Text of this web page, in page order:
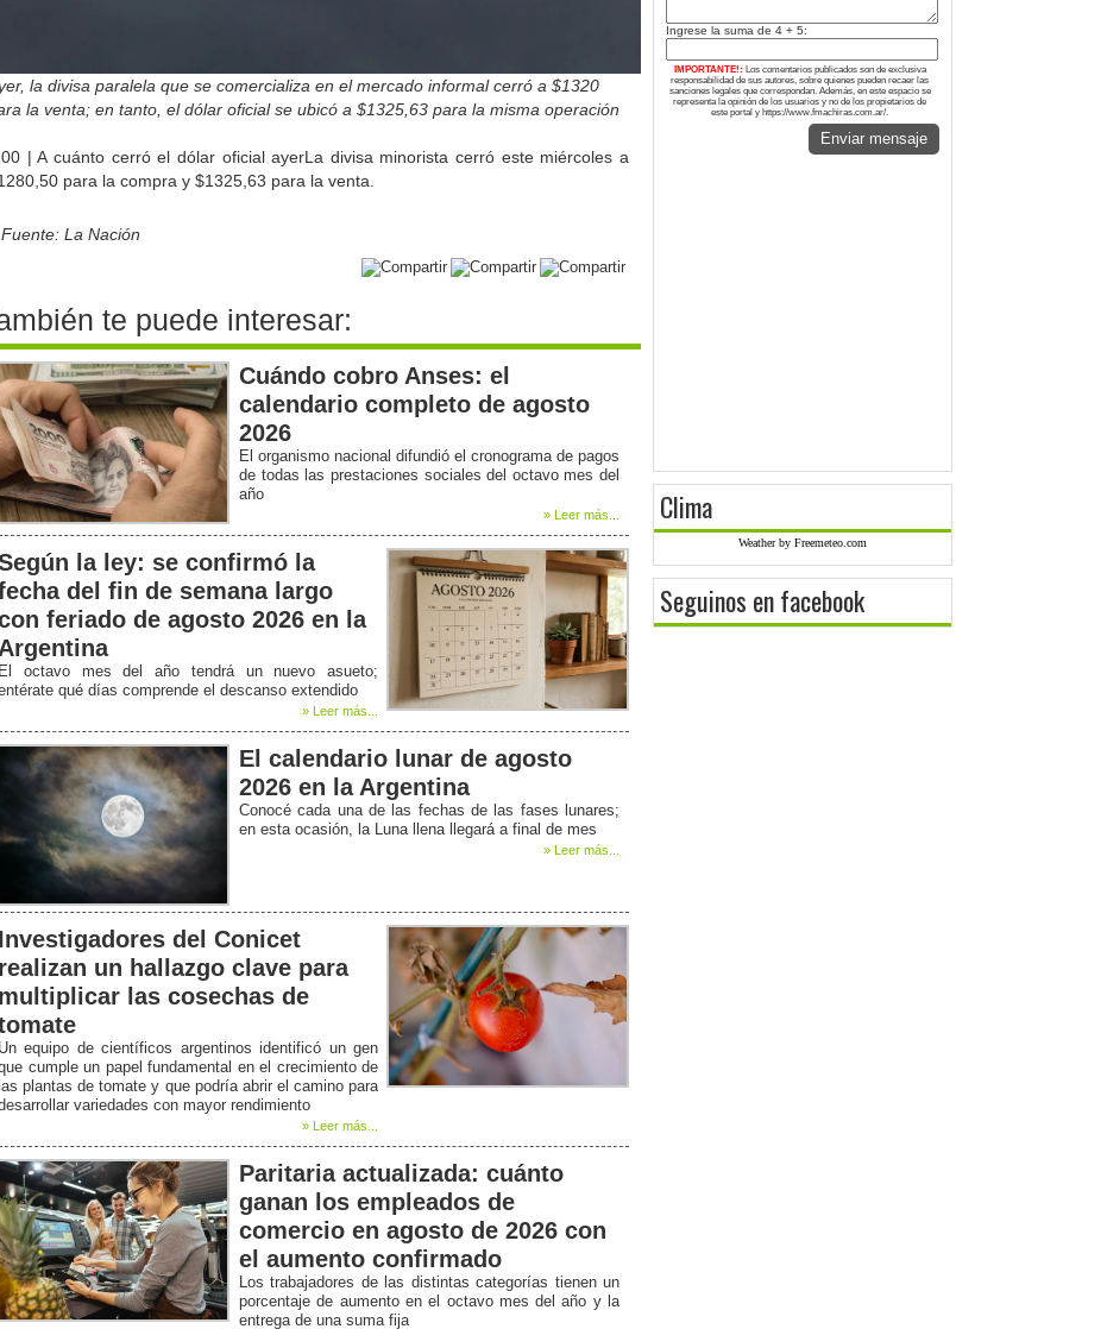
la divisa paralela que se comercializa en el mercado informal cerró a $1320
la venta; en tanto, el dólar oficial se ubicó a $1325,63 para la misma operación
| A cuánto cerró el dólar oficial ayerLa divisa minorista cerró este miércoles a
para la compra y $1325,63 para la venta.
La Nación
te puede interesar:
Cuándo cobro Anses: el
calendario completo de agosto
2026
El organismo nacional difundió el cronograma de pagos
de todas las prestaciones sociales del octavo mes del
año
» Leer más...
la ley: se confirmó la
del fin de semana largo
feriado de agosto 2026 en la
Argentina
El octavo mes del año tendrá un nuevo asueto;
qué días comprende el descanso extendido
» Leer más...
El calendario lunar de agosto
2026 en la Argentina
Conocé cada una de las fechas de las fases lunares;
en esta ocasión, la Luna llena llegará a final de mes
» Leer más...
Investigadores del Conicet
realizan un hallazgo clave para
multiplicar las cosechas de
Un equipo de científicos argentinos identificó un gen
cumple un papel fundamental en el crecimiento de
las plantas de tomate y que podría abrir el camino para
variedades con mayor rendimiento
» Leer más...
Paritaria actualizada: cuánto
ganan los empleados de
comercio en agosto de 2026 con
el aumento confirmado
Los trabajadores de las distintas categorías tienen un
porcentaje de aumento en el octavo mes del año y la
entrega de una suma fija
Ingrese la suma de 4 + 5:
IMPORTANTE!: Los comentarios publicados son de exclusiva
responsabilidad de sus autores, sobre quienes pueden recaer las
sanciones legales que correspondan. Además, en este espacio se
representa la opinión de los usuarios y no de los propietarios de
este portal y https://www.fmachiras.com.ar/.
Enviar mensaje
Clima
Weather by Freemeteo.com
Seguinos en facebook